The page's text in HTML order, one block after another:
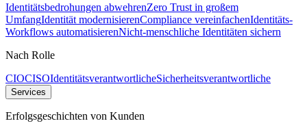
Identitätsbedrohungen abwehrenZero Trust in großem
UmfangIdentität modernisierenCompliance vereinfachenIdentitäts-
Workflows automatisierenNicht-menschliche Identitäten sichern
Nach Rolle
CIOCISOIdentitätsverantwortlicheSicherheitsverantwortliche
Services
Erfolgsgeschichten von Kunden